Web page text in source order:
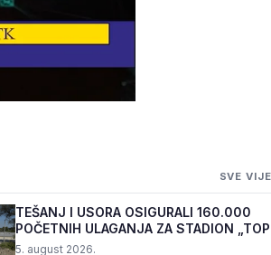
KM
SVE
TEŠANJ I USORA OSIGURALI 160.000
POČETNIH ULAGANJA ZA STADION
5. august 2026.